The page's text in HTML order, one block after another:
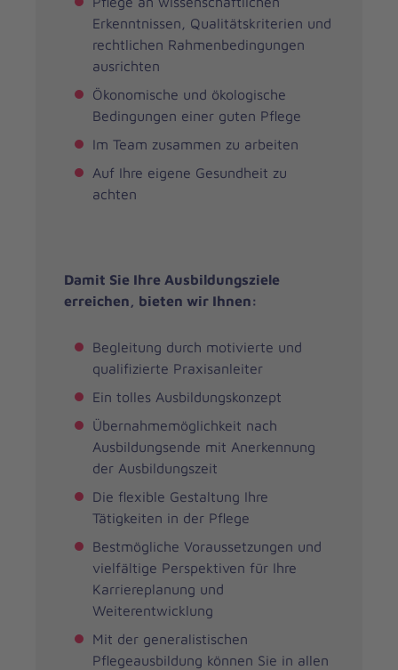
Erkenntnissen, Qualitätskriterien und
rechtlichen Rahmenbedingungen
ausrichten
Ökonomische und ökologische
Bedingungen einer guten Pflege
Im Team zusammen zu arbeiten
Auf Ihre eigene Gesundheit zu
achten
Damit Sie Ihre Ausbildungsziele
erreichen, bieten wir Ihnen:
Begleitung durch motivierte und
qualifizierte Praxisanleiter
Ein tolles Ausbildungskonzept
Übernahmemöglichkeit nach
Ausbildungsende mit Anerkennung
der Ausbildungszeit
Die flexible Gestaltung Ihre
Tätigkeiten in der Pflege
Bestmögliche Voraussetzungen und
vielfältige Perspektiven für Ihre
Karriereplanung und
Weiterentwicklung
Mit der generalistischen
Pflegeausbildung können Sie in allen